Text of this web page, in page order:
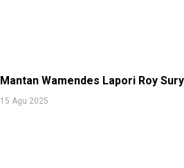
Mantan Wamendes Lapori Roy
15 Agu 2025